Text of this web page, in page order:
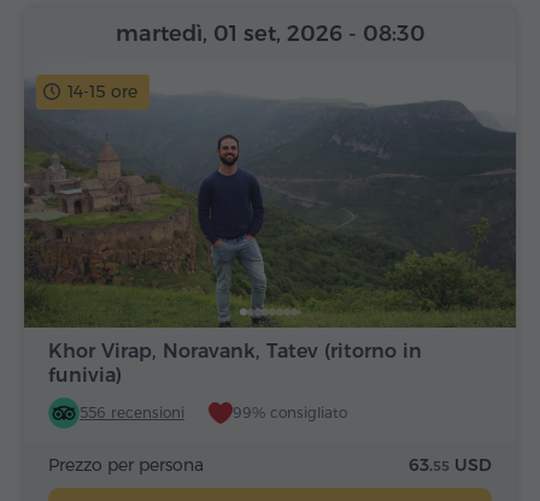
14-15 ore
Khor Virap, Noravank, Tatev (ritorno in
funivia)
556 recensioni 99% consigliato
martedì, 01 set, 2026 - 08:30
Prezzo per persona 63.55 USD